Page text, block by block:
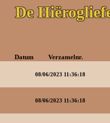
De
Datum Verzamelnr.
08/06/2023 11:36:18
08/06/2023 11:36:18